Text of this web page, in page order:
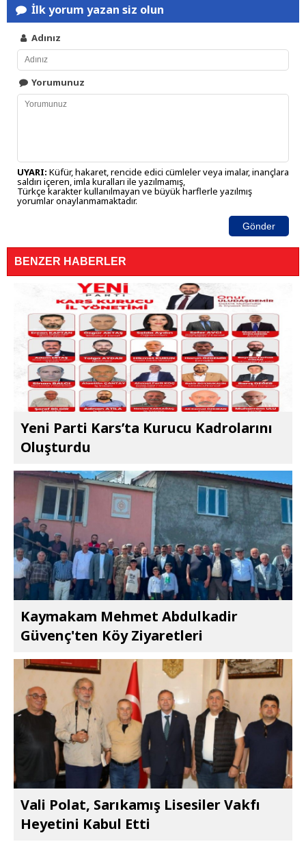
İlk yorum yazan siz olun
Adınız
Yorumunuz
UYARI: Küfür, hakaret, rencide edici cümleler veya imalar, inançlara
saldırı içeren, imla kuralları ile yazılmamış,
Türkçe karakter kullanılmayan ve büyük harflerle yazılmış
yorumlar onaylanmamaktadır.
Gönder
BENZER HABERLER
Yeni Parti Kars’ta Kurucu Kadrolarını
Oluşturdu
Kaymakam Mehmet Abdulkadir
Güvenç'ten Köy Ziyaretleri
Vali Polat, Sarıkamış Lisesiler Vakfı
Heyetini Kabul Etti